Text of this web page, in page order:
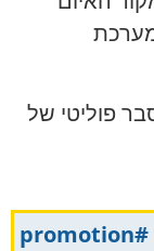
פוליטי של
#promotion